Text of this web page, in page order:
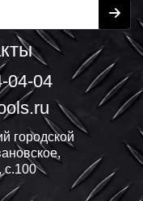
04-04
городской
с.100